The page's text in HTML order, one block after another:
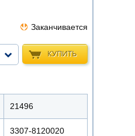
Заканчивается
КУПИТЬ
21496
3307-8120020